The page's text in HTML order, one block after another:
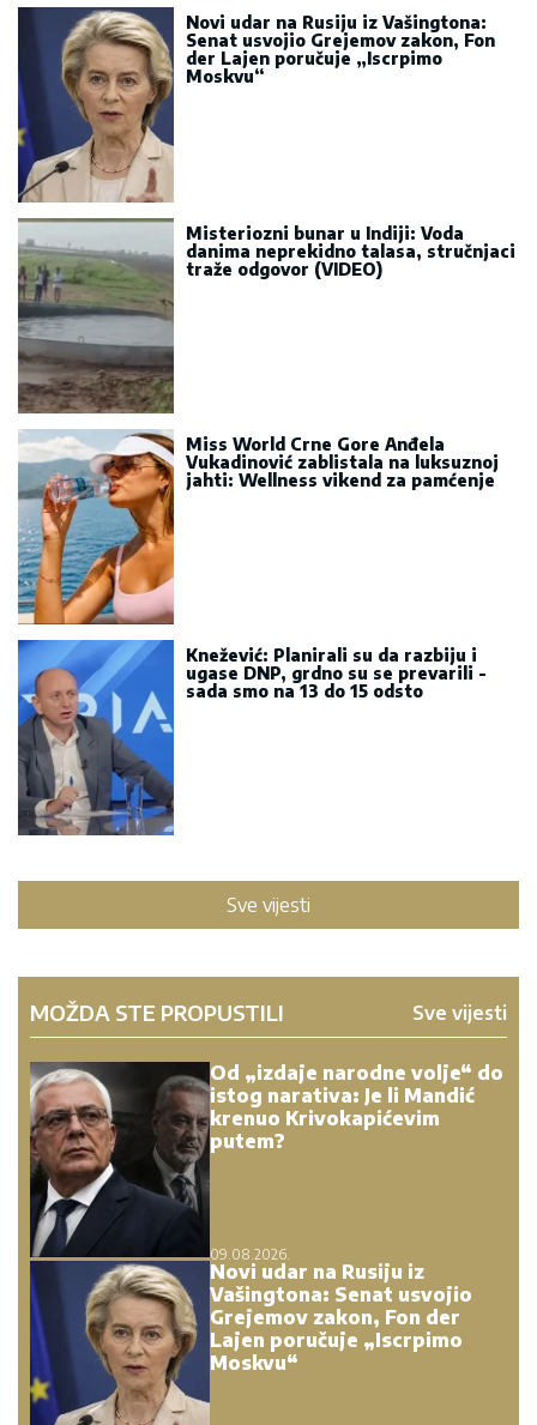
Novi udar na Rusiju iz Vašingtona:
Senat usvojio Grejemov zakon, Fon
der Lajen poručuje „Iscrpimo
Moskvu“
Misteriozni bunar u Indiji: Voda
danima neprekidno talasa, stručnjaci
traže odgovor (VIDEO)
Miss World Crne Gore Anđela
Vukadinović zablistala na luksuznoj
jahti: Wellness vikend za pamćenje
Knežević: Planirali su da razbiju i
ugase DNP, grdno su se prevarili -
sada smo na 13 do 15 odsto
Sve vijesti
MOŽDA STE PROPUSTILI Sve vijesti
Od „izdaje narodne volje“ do
istog narativa: Je li Mandić
krenuo Krivokapićevim
putem?
09.08.2026.
Novi udar na Rusiju iz
Vašingtona: Senat usvojio
Grejemov zakon, Fon der
Lajen poručuje „Iscrpimo
Moskvu“